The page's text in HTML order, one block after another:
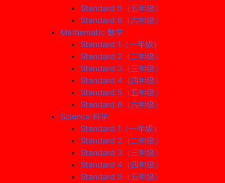
Standard 5（五年级）
Standard 6（六年级）
Mathematic 数学
Standard 1（一年级）
Standard 2（二年级）
Standard 3（三年级）
Standard 4（四年级）
Standard 5（五年级）
Standard 6（六年级）
Science 科学
Standard 1（一年级）
Standard 2（二年级）
Standard 3（三年级）
Standard 4（四年级）
Standard 5（五年级）